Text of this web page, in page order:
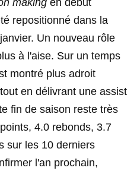
making en début
repositionné dans la
Un nouveau rôle
à l'aise. Sur un temps
montré plus adroit
en délivrant une assist
fin de saison reste très
4.0 rebonds, 3.7
sur les 10 derniers
l'an prochain,